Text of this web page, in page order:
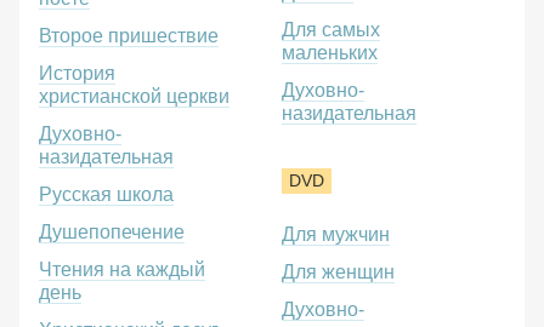
Второе пришествие
История
христианской церкви
Духовно-
назидательная
Русская школа
Душепопечение
Чтения на каждый
день
Для самых
маленьких
Духовно-
назидательная
DVD
Для мужчин
Для женщин
Духовно-